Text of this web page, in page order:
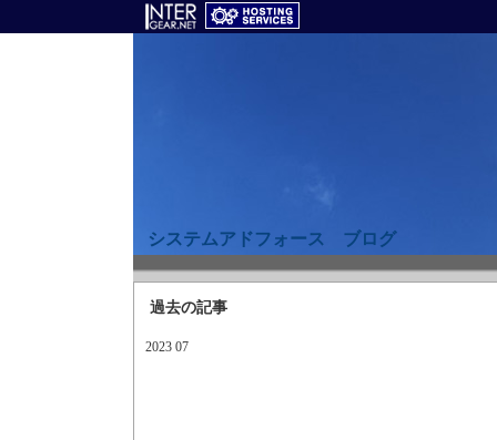
システムアドフォース ブログ
過去の記事
2023 07